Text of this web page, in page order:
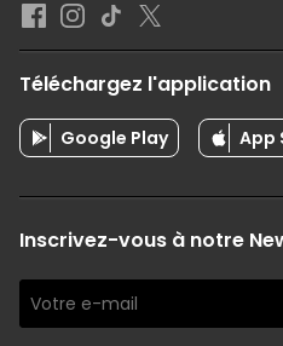
Téléchargez l'application
Google Play App
Inscrivez-vous à notre